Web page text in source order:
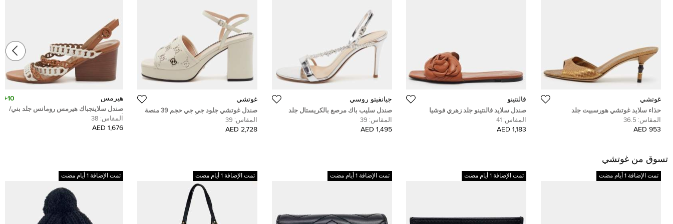
غوتشي
حذاء سلايد غوتشي هورسبيت جلد
غوتشيسيما بني داكن مقدمة مفتوحة مقاس
38
المقاس: 36.5
953 AED
فالنتينو
صندل سلايد فالنتينو جلد زهري فوشيا
بالشعار مقاس 37.5
المقاس: 41
1,183 AED
جيانفيتو روسي
صندل سليب باك مرصع بالكريستال جلد
فضي لامع جيانفيتو روسي مانهاتن مقاس 39
المقاس: 39
1,495 AED
غوتشي
صندل غوتشي جلود جي جي حجم 39 منصة
إغلاق حول الكاحل جلد أبيض داكن
المقاس: 39
2,728 AED
هيرمس 10+
صندل سلاينجباك هيرمس رومانس جلد بني/
أبيض بكعب إسفين مقاس 38
المقاس: 38
1,676 AED
تسوق من غوتشي
تمت الإضافة 1 أيام مضت تمت الإضافة 1 أيام مضت تمت الإضافة 1 أيام مضت تمت الإضافة 1 أيام مضت تمت الإضافة 1 أيام مضت